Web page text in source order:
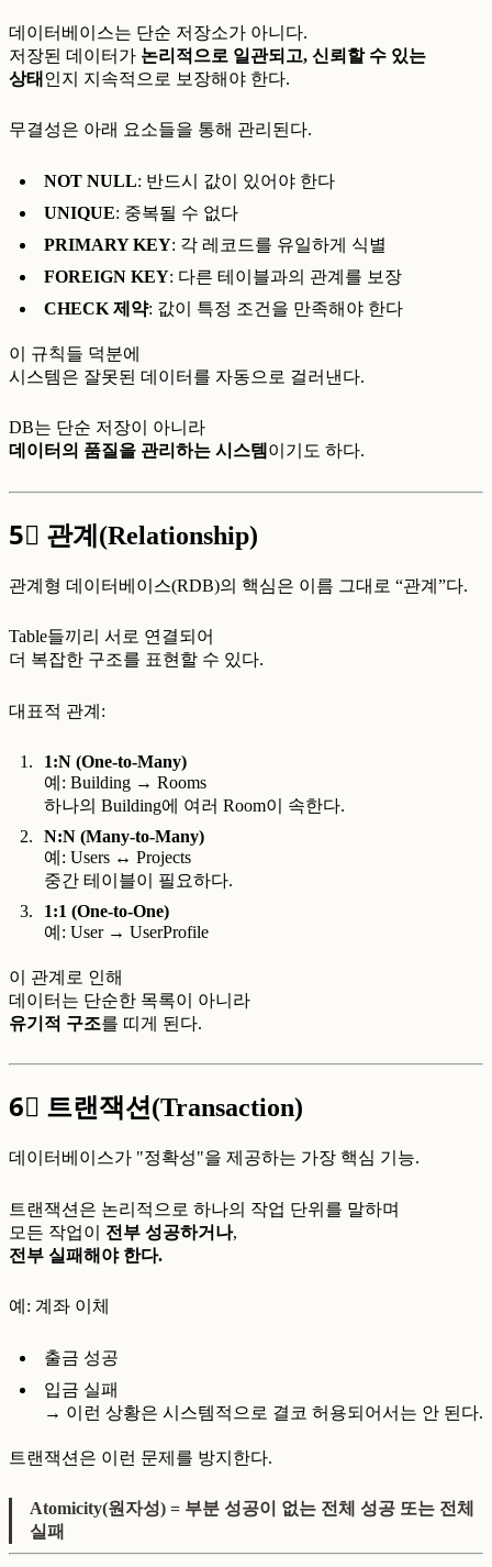
데이터베이스는 단순 저장소가 아니다.
저장된 데이터가 논리적으로 일관되고, 신뢰할 수 있는
상태 인지 지속적으로 보장해야 한다.
무결성은 아래 요소들을 통해 관리된다.
NOT NULL: 반드시 값이 있어야 한다
UNIQUE: 중복될 수 없다
PRIMARY KEY: 각 레코드를 유일하게 식별
FOREIGN KEY: 다른 테이블과의 관계를 보장
CHECK 제약: 값이 특정 조건을 만족해야 한다
이 규칙들 덕분에
시스템은 잘못된 데이터를 자동으로 걸러낸다.
DB는 단순 저장이 아니라
데이터의 품질을 관리하는 시스템 이기도 하다.
5⃣ 관계(Relationship)
관계형 데이터베이스(RDB)의 핵심은 이름 그대로 “관계”다.
Table들끼리 서로 연결되어
더 복잡한 구조를 표현할 수 있다.
대표적 관계:
1:N (One-to-Many)
예: Building → Rooms
하나의 Building에 여러 Room이 속한다.
N:N (Many-to-Many)
예: Users ↔ Projects
중간 테이블이 필요하다.
1:1 (One-to-One)
예: User → UserProfile
이 관계로 인해
데이터는 단순한 목록이 아니라
유기적 구조를 띠게 된다.
6⃣ 트랜잭션(Transaction)
데이터베이스가 "정확성"을 제공하는 가장 핵심 기능.
트랜잭션은 논리적으로 하나의 작업 단위를 말하며
모든 작업이 전부 성공하거나,
전부 실패해야 한다.
예: 계좌 이체
출금 성공
입금 실패
→ 이런 상황은 시스템적으로 결코 허용되어서는 안 된다.
트랜잭션은 이런 문제를 방지한다.
Atomicity(원자성) = 부분 성공이 없는 전체 성공 또는 전체
실패